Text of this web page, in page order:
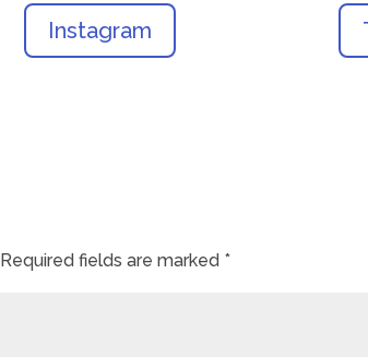
Instagram
Required fields are marked *